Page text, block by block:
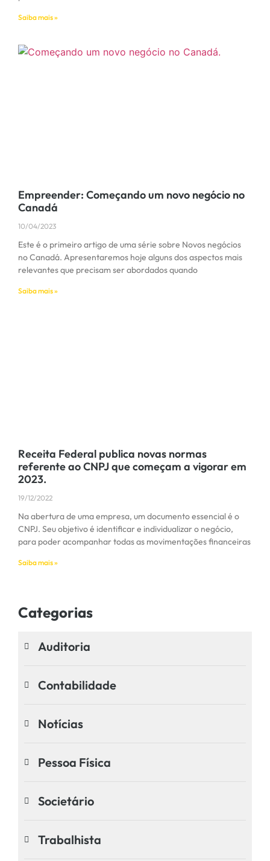
Saiba mais »
Empreender: Começando um novo negócio no
Canadá
10/04/2023
Este é o primeiro artigo de uma série sobre Novos negócios
no Canadá. Apresentaremos hoje alguns dos aspectos mais
relevantes que precisam ser abordados quando
Saiba mais »
Receita Federal publica novas normas
referente ao CNPJ que começam a vigorar em
2023.
19/12/2022
Na abertura de uma empresa, um documento essencial é o
CNPJ. Seu objetivo é identificar e individualizar o negócio,
para poder acompanhar todas as movimentações financeiras
Saiba mais »
Categorias
Auditoria
Contabilidade
Notícias
Pessoa Física
Societário
Trabalhista